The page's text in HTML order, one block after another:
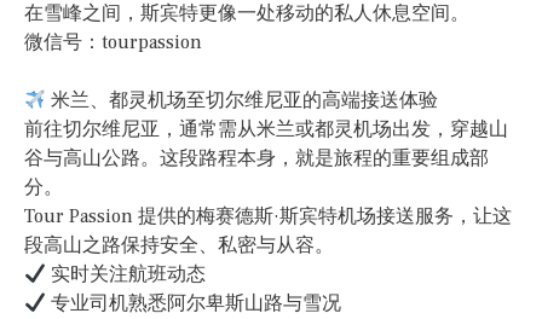
在雪峰之间，斯宾特更像一处移动的私人休息空间。
微信号：tourpassion
米兰、都灵机场至切尔维尼亚的高端接送体验
前往切尔维尼亚，通常需从米兰或都灵机场出发，穿越山
谷与高山公路。这段路程本身，就是旅程的重要组成部
分。
Tour Passion 提供的梅赛德斯·斯宾特机场接送服务，让这
段高山之路保持安全、私密与从容。
实时关注航班动态
专业司机熟悉阿尔卑斯山路与雪况